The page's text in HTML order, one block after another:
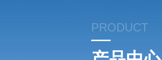
PRODUCT